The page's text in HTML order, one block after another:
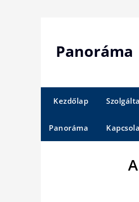
Panoráma
Kezdőlap
Panoráma